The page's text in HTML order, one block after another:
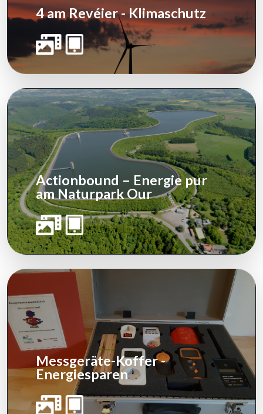
4 am Revéier - Klimaschutz
Actionbound – Energie pur
am Naturpark Our
Messgeräte-Koffer -
Energiesparen